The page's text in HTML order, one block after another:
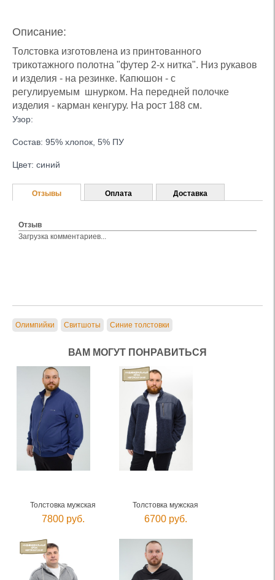
Описание:
Толстовка изготовлена из принтованного
трикотажного полотна "футер 2-х нитка". Низ рукавов
и изделия - на резинке. Капюшон - с
регулируемым шнурком. На передней полочке
изделия - карман кенгуру. На рост 188 см.
Узор:
Состав: 95% хлопок, 5% ПУ
Цвет: синий
Отзывы
Отзыв
Загрузка комментариев...
Оплата Доставка
Олимпийки Свитшоты Синие толстовки
ВАМ МОГУТ ПОНРАВИТЬСЯ
Толстовка мужская
7800 руб.
Толстовка мужская
6700 руб.